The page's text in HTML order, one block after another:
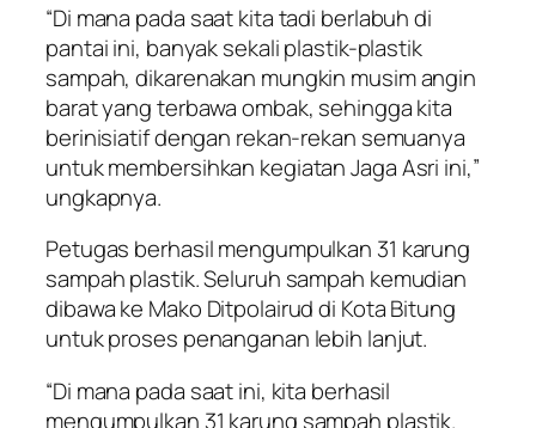
“Di mana pada saat kita tadi berlabuh di
pantai ini, banyak sekali plastik-plastik
sampah, dikarenakan mungkin musim angin
barat yang terbawa ombak, sehingga kita
berinisiatif dengan rekan-rekan semuanya
untuk membersihkan kegiatan Jaga Asri ini,”
ungkapnya.
Petugas berhasil mengumpulkan 31 karung
sampah plastik. Seluruh sampah kemudian
dibawa ke Mako Ditpolairud di Kota Bitung
untuk proses penanganan lebih lanjut.
“Di mana pada saat ini, kita berhasil
mengumpulkan 31 karung sampah plastik.